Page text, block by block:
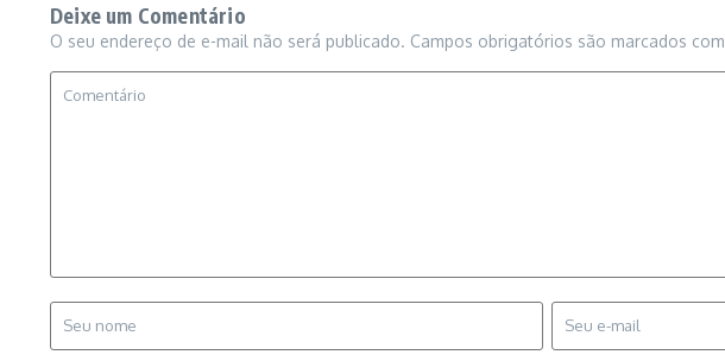
Deixe um Comentário
O seu endereço de e-mail não será publicado. Campos obrigatórios são marcados com